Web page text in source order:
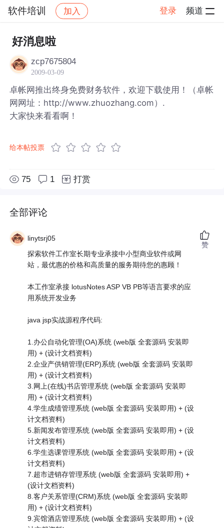
软件培训 加入 登录 频道
社区 软件培训
好消息啦
zcp7675804
2009-03-09
卓帐网推出终身免费财务软件，欢迎下载使用！（卓帐
网网址：http://www.zhuozhang.com）.
大家快来看看啊！
给本帖投票
75 1 打赏
全部评论
linytsrj05
探索软件工作室长期专业承接中小型商业软件或网
站，最优惠的价格和高质量的服务期待您的惠顾！
本工作室承接 lotusNotes ASP VB PB等语言要求的应
用系统开发业务
java jsp实战源程序代码:
1.办公自动化管理(OA)系统 (web版 全套源码 安装即
用) + (设计文档资料)
2.企业产供销管理(ERP)系统 (web版 全套源码 安装即
用) + (设计文档资料)
3.网上(在线)书店管理系统 (web版 全套源码 安装即
用) + (设计文档资料)
4.学生成绩管理系统 (web版 全套源码 安装即用) + (设
计文档资料)
5.新闻发布管理系统 (web版 全套源码 安装即用) + (设
计文档资料)
6.学生选课管理系统 (web版 全套源码 安装即用) + (设
计文档资料)
7.超市进销存管理系统 (web版 全套源码 安装即用) +
(设计文档资料)
8.客户关系管理(CRM)系统 (web版 全套源码 安装即
用) + (设计文档资料)
9.宾馆酒店管理系统 (web版 全套源码 安装即用) + (设
赞